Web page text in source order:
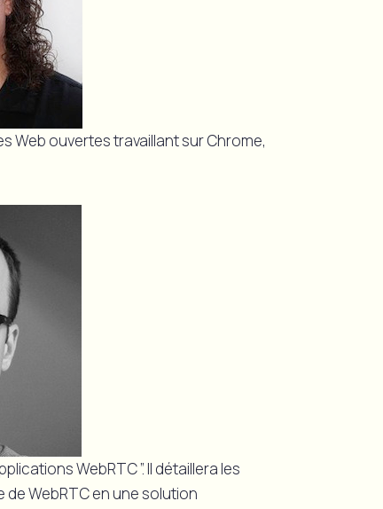
Web ouvertes travaillant sur Chrome,
WebRTC ”. Il détaillera les
WebRTC en une solution